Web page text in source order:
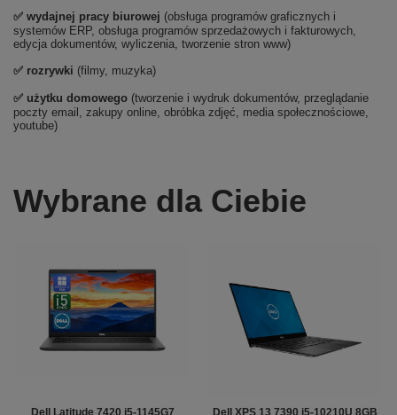
✅ wydajnej pracy biurowej (obsługa programów graficznych i
systemów ERP, obsługa programów sprzedażowych i fakturowych,
edycja dokumentów, wyliczenia, tworzenie stron www)
✅ rozrywki (filmy, muzyka)
✅ użytku domowego (tworzenie i wydruk dokumentów, przeglądanie
poczty email, zakupy online, obróbka zdjęć, media społecznościowe,
youtube)
Wybrane dla Ciebie
Dell Latitude 7420 i5-1145G7 Dell XPS 13 7390 i5-10210U 8GB